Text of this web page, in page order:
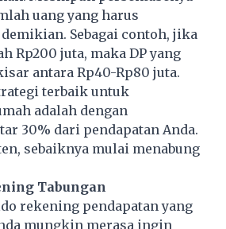
uang yang harus
Sebagai contoh, jika
Rp200 juta, maka DP yang
antara Rp40-Rp80 juta.
terbaik untuk
adalah dengan
30% dari pendapatan Anda.
sebaiknya mulai menabung
Tabungan
rekening pendapatan yang
mungkin merasa ingin